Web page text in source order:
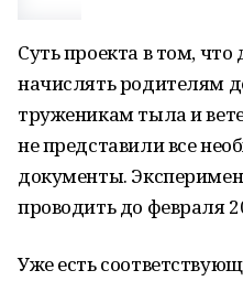
Суть проекта в том, что
начислять родителям
труженикам тыла и
не представили все
документы.
проводить до февраля
Уже есть